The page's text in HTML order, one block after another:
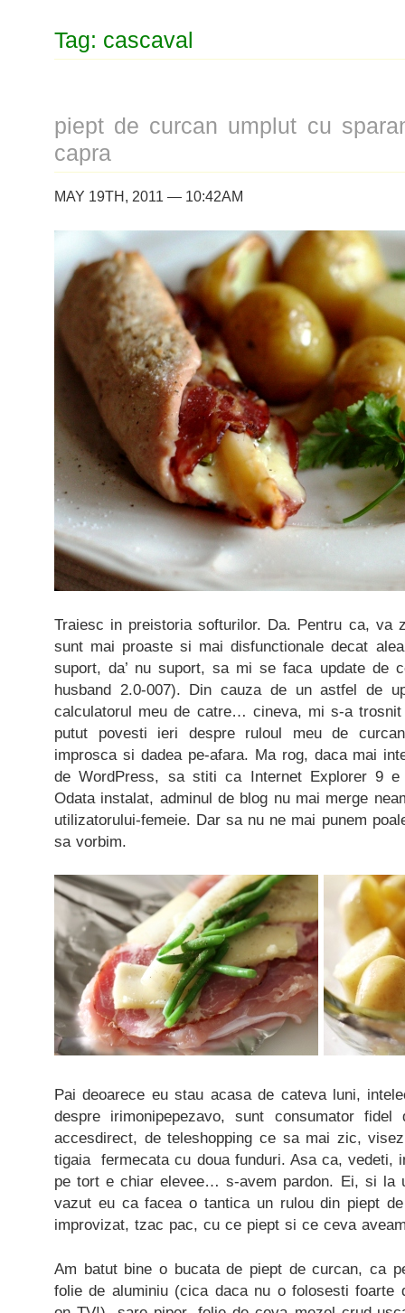
Tag: cascaval
piept de curcan umplut cu
capra
MAY 19TH, 2011 — 10:42AM
Traiesc in preistoria softurilor. Da. Pentru ca, va
sunt mai proaste si mai disfunctionale decat
suport, da’ nu suport, sa mi se faca update de
husband 2.0-007). Din cauza de un astfel de
calculatorul meu de catre… cineva, mi s-a
putut povesti ieri despre ruloul meu de
improsca si dadea pe-afara. Ma rog, daca mai
de WordPress, sa stiti ca Internet Explorer 9
Odata instalat, adminul de blog nu mai merge
utilizatorului-femeie. Dar sa nu ne mai punem
sa vorbim.
Pai deoarece eu stau acasa de cateva luni,
despre irimonipepezavo, sunt consumator
accesdirect, de teleshopping ce sa mai zic,
tigaia fermecata cu doua funduri. Asa ca, vedeti,
pe tort e chiar elevee… s-avem pardon. Ei, si la
vazut eu ca facea o tantica un rulou din piept
improvizat, tzac pac, cu ce piept si ce ceva
Am batut bine o bucata de piept de curcan, ca
folie de aluminiu (cica daca nu o folosesti foarte